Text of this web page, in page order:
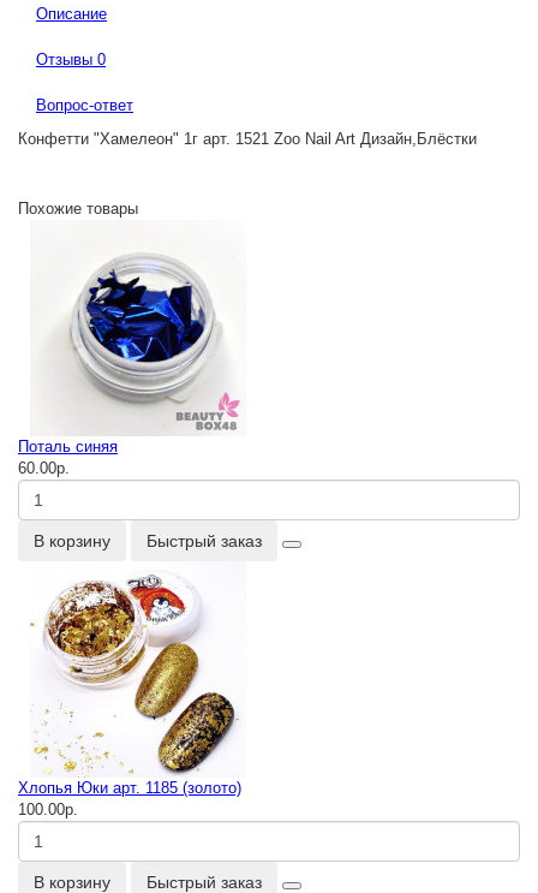
Описание
Отзывы 0
Вопрос-ответ
Конфетти "Хамелеон" 1г арт. 1521 Zoo Nail Art Дизайн,Блёстки
Похожие товары
Поталь синяя
60.00р.
В корзину Быстрый заказ
Хлопья Юки арт. 1185 (золото)
100.00р.
В корзину Быстрый заказ